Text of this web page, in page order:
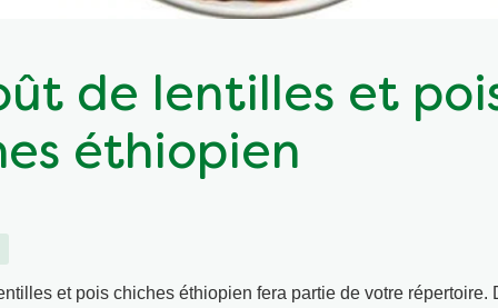
de lentilles et
éthiopien
et pois chiches éthiopien fera partie de votre répertoire.